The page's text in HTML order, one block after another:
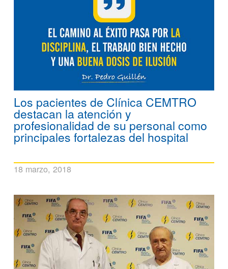
Los pacientes de Clínica CEMTRO
destacan la atención y
profesionalidad de su personal como
principales fortalezas del hospital
18 marzo, 2018